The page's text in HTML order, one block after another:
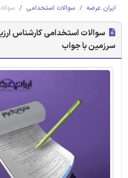
ایران عرضه سوالات استخدامی
سوالات استخدامی کارشناس
سرزمین با جواب